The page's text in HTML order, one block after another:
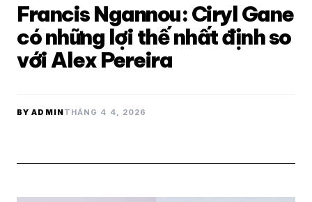
Francis Ngannou: Ciryl Gane
có những lợi thế nhất định so
với Alex Pereira
BY ADMINTHÁNG 4 4, 2026